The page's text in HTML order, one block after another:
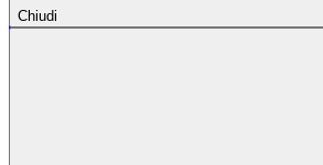
Chiudi